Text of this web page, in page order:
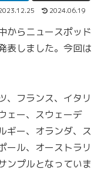
2024.06.19
からニュースポッド
表しました。今回は
、フランス、イタリ
ェー、スウェーデ
ギー、オランダ、ス
ール、オーストラリ
ンプルとなっていま